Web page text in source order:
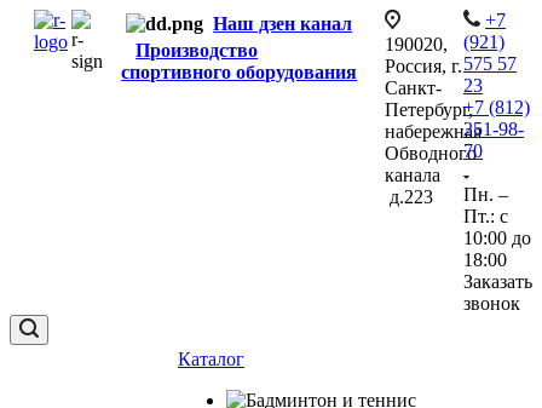
Наш дзен канал
Производство
спортивного оборудования
190020,
Россия, г.
Санкт-
Петербург,
набережная
Обводного
канала
д.223
+7
(921)
575 57
23
+7 (812)
251-98-
70
Пн. –
Пт.: с
10:00 до
18:00
Заказать
звонок
Каталог